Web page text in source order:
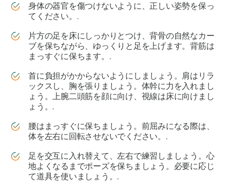
身体の器官を傷つけないように、正しい姿勢を保っ
てください。.
片方の足を床にしっかりとつけ、背骨の自然なカー
ブを保ちながら、ゆっくりと足を上げます。背筋は
まっすぐに保ちます。.
首に負担がかからないようにしましょう。肩はリラ
ックスし、胸を張りましょう。体幹に力を入れまし
ょう。上腕二頭筋を顔に向け、視線は床に向けまし
ょう。.
腰はまっすぐに保ちましょう。前屈みになる際は、
体を左右に回転させないでください。.
足を交互に入れ替えて、左右で練習しましょう。心
地よくなるまでポーズを保ちましょう。必要に応じ
て道具を使いましょう。.